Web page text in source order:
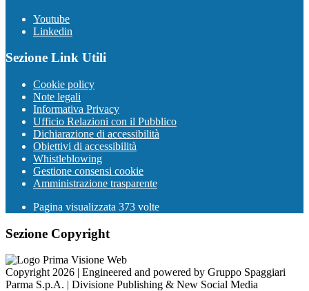
Youtube
Linkedin
Sezione Link Utili
Cookie policy
Note legali
Informativa Privacy
Ufficio Relazioni con il Pubblico
Dichiarazione di accessibilità
Obiettivi di accessibilità
Whistleblowing
Gestione consensi cookie
Amministrazione trasparente
Pagina visualizzata 373 volte
Sezione Copyright
Copyright 2026 | Engineered and powered by Gruppo Spaggiari
Parma S.p.A. | Divisione Publishing & New Social Media